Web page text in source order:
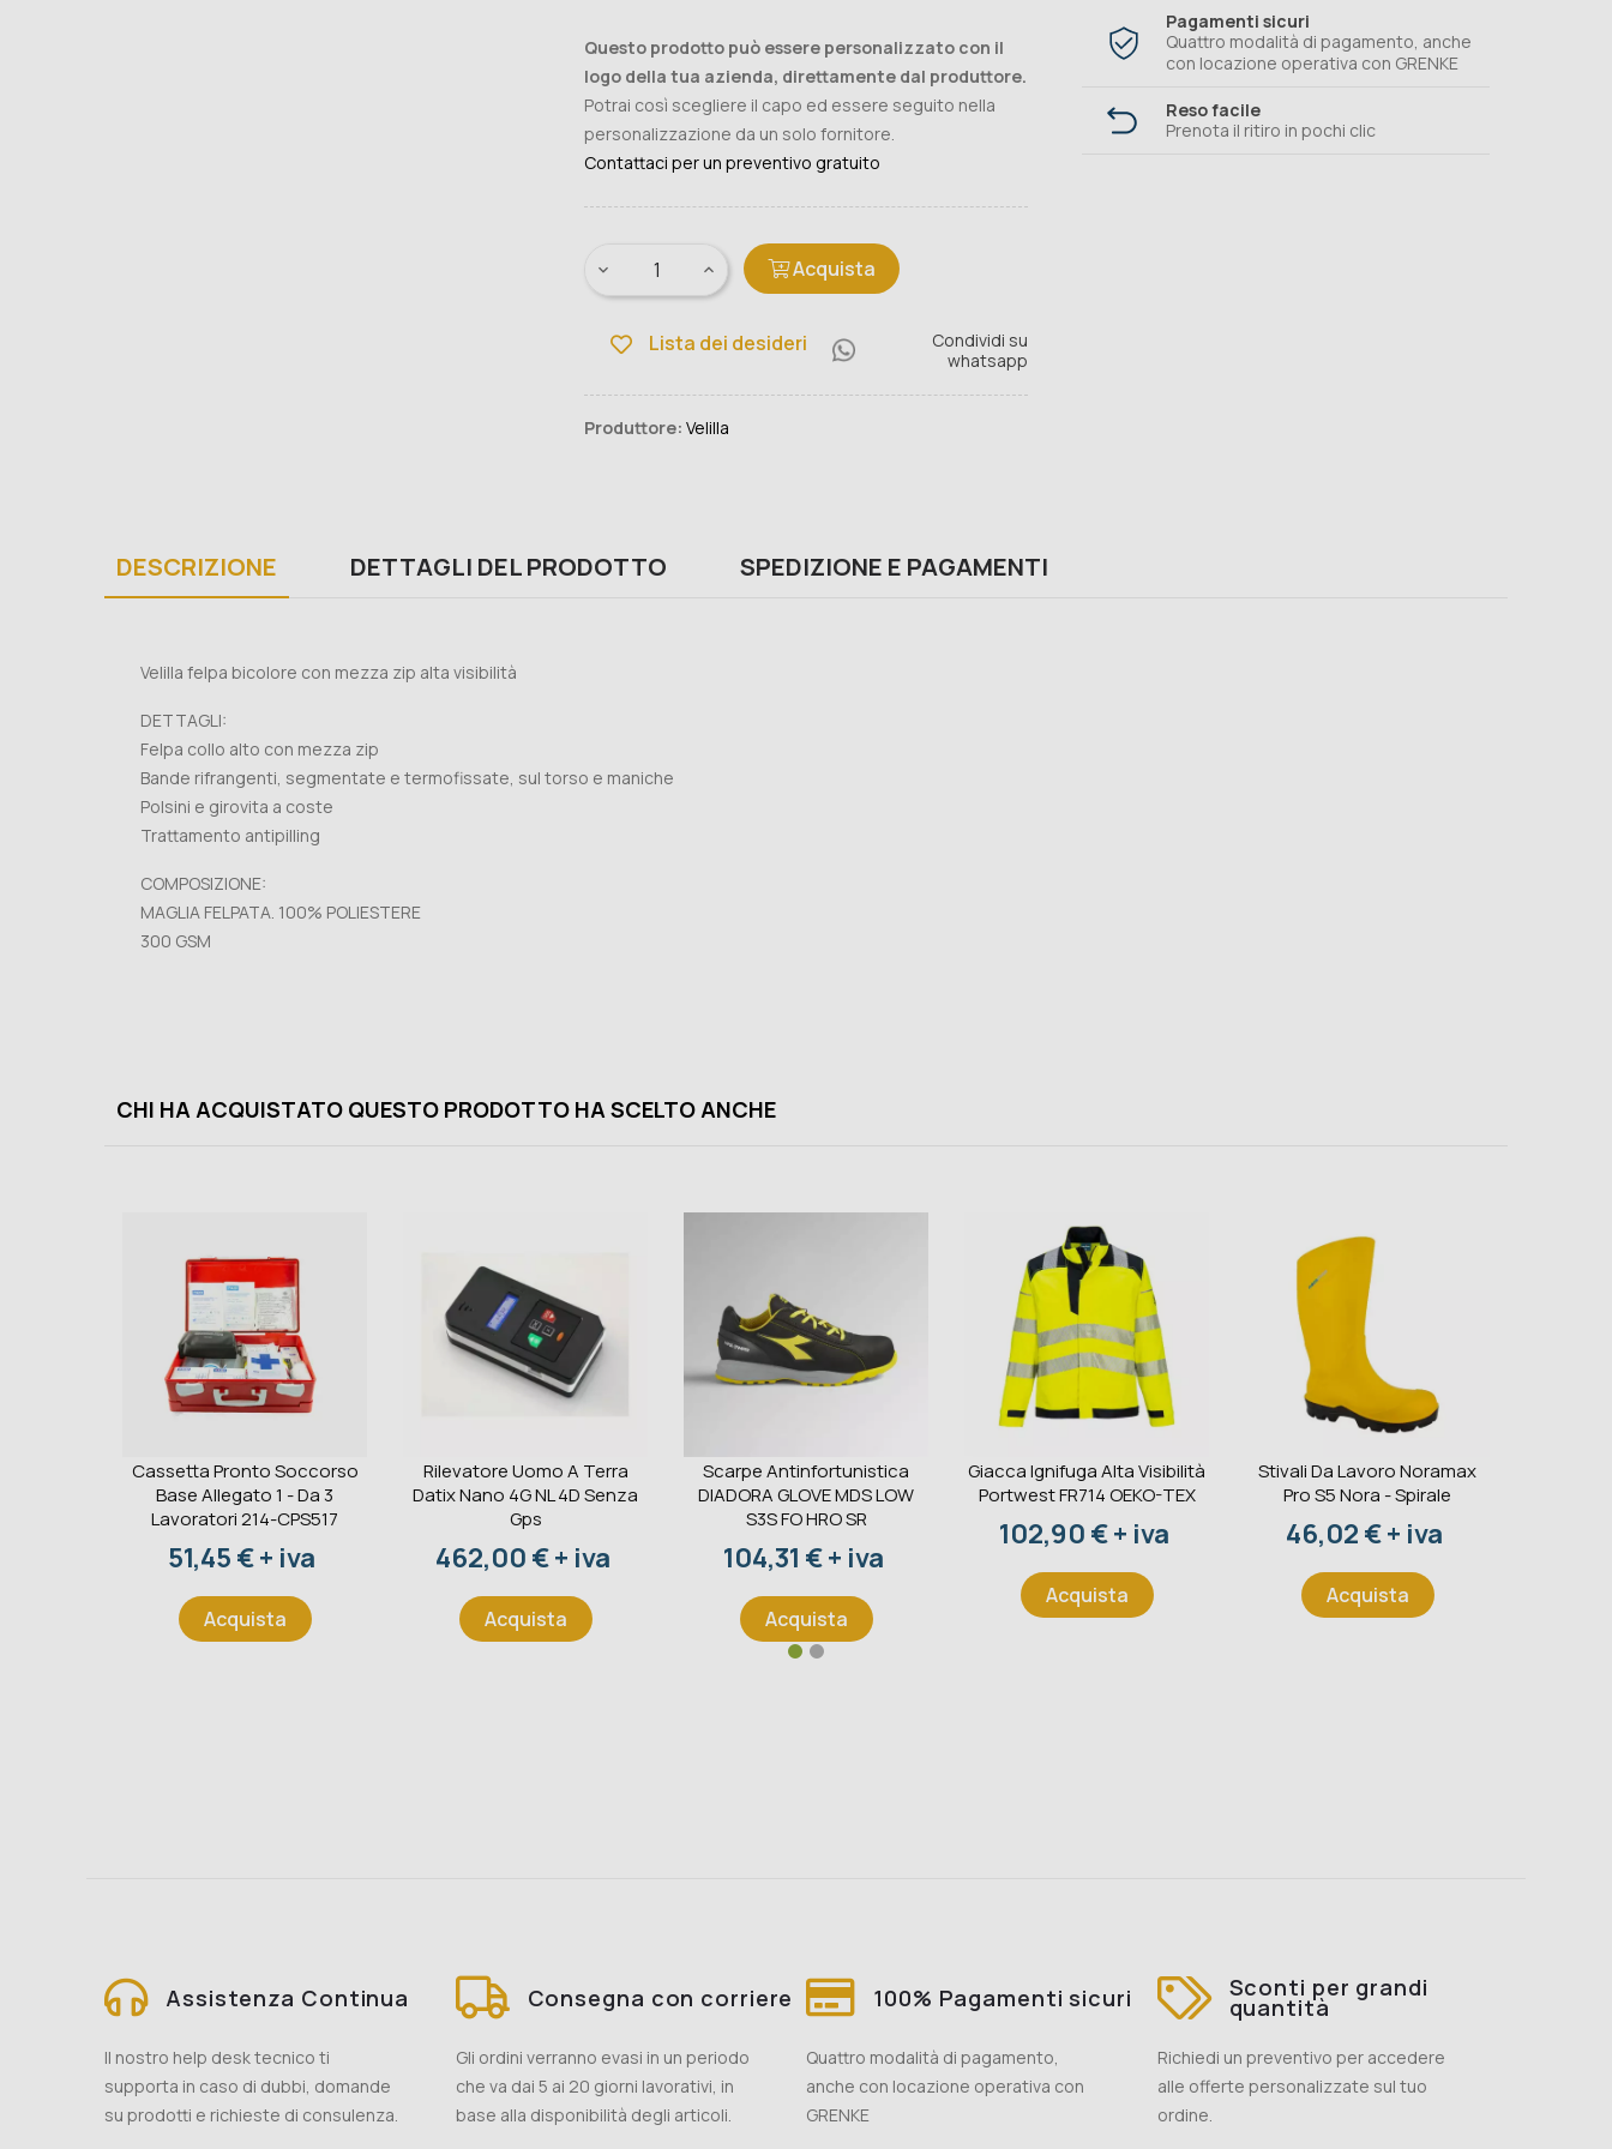
Questo prodotto può essere personalizzato con il
logo della tua azienda, direttamente dal produttore.
Potrai così scegliere il capo ed essere seguito nella
personalizzazione da un solo fornitore.
Contattaci per un preventivo gratuito
Acquista
Lista dei desideri
Condividi su
whatsapp
Produttore: Velilla
Pagamenti sicuri
Quattro modalità di pagamento, anche
con locazione operativa con GRENKE
Reso facile
Prenota il ritiro in pochi clic
DESCRIZIONE DETTAGLI DEL PRODOTTO SPEDIZIONE E PAGAMENTI
Velilla felpa bicolore con mezza zip alta visibilità
DETTAGLI:
Felpa collo alto con mezza zip
Bande rifrangenti, segmentate e termofissate, sul torso e maniche
Polsini e girovita a coste
Trattamento antipilling
COMPOSIZIONE:
MAGLIA FELPATA. 100% POLIESTERE
300 GSM
CHI HA ACQUISTATO QUESTO PRODOTTO HA SCELTO ANCHE
Cassetta Pronto Soccorso
Base Allegato 1 - Da 3
Lavoratori 214-CPS517
Prezzo
51,45 € + iva
Acquista
Rilevatore Uomo A Terra
Datix Nano 4G NL 4D Senza
Gps
Prezzo
462,00 € + iva
Acquista
Scarpe Antinfortunistica
DIADORA GLOVE MDS LOW
S3S FO HRO SR
Prezzo
104,31 € + iva
Acquista
Giacca Ignifuga Alta Visibilità
Portwest FR714 OEKO-TEX
Prezzo
102,90 € + iva
Acquista
Stivali Da Lavoro Noramax
Pro S5 Nora - Spirale
Prezzo
46,02 € + iva
Acquista
Assistenza Continua
Il nostro help desk tecnico ti
supporta in caso di dubbi, domande
su prodotti e richieste di consulenza.
Consegna con corriere
Gli ordini verranno evasi in un periodo
che va dai 5 ai 20 giorni lavorativi, in
base alla disponibilità degli articoli.
100% Pagamenti sicuri
Quattro modalità di pagamento,
anche con locazione operativa con
GRENKE
Sconti per grandi
quantità
Richiedi un preventivo per accedere
alle offerte personalizzate sul tuo
ordine.